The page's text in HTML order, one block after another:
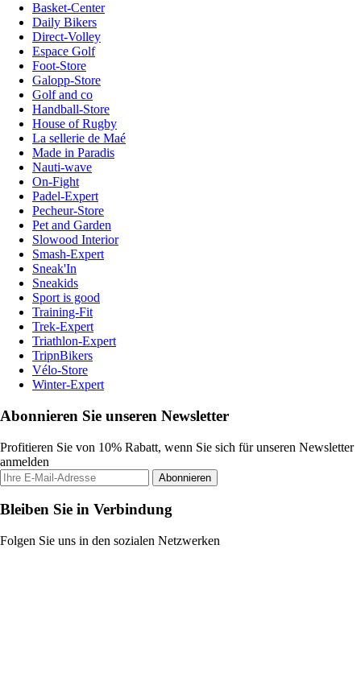
Basket-Center
Daily Bikers
Direct-Volley
Espace Golf
Foot-Store
Galopp-Store
Golf and co
Handball-Store
House of Rugby
La sellerie de Maé
Made in Paradis
Nauti-wave
On-Fight
Padel-Expert
Pecheur-Store
Pet and Garden
Slowood Interior
Smash-Expert
Sneak'In
Sneakids
Sport is good
Training-Fit
Trek-Expert
Triathlon-Expert
TripnBikers
Vélo-Store
Winter-Expert
Abonnieren Sie unseren Newsletter
Profitieren Sie von 10% Rabatt, wenn Sie sich für unseren Newsletter
anmelden
Abonnieren
Bleiben Sie in Verbindung
Folgen Sie uns in den sozialen Netzwerken